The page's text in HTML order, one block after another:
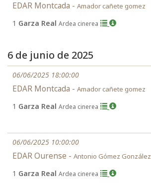
EDAR Montcada - Amador cañete gomez
1 Garza Real Ardea cinerea
6 de junio de 2025
06/06/2025 18:00:00
EDAR Montcada - Amador cañete gomez
1 Garza Real Ardea cinerea
06/06/2025 10:00:00
EDAR Ourense - Antonio Gómez González
1 Garza Real Ardea cinerea